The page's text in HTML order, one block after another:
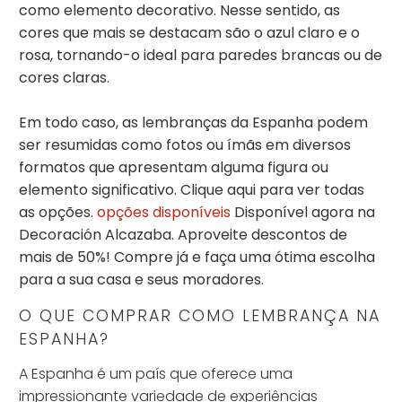
como elemento decorativo. Nesse sentido, as
cores que mais se destacam são o azul claro e o
rosa, tornando-o ideal para paredes brancas ou de
cores claras.
Em todo caso, as lembranças da Espanha podem
ser resumidas como fotos ou ímãs em diversos
formatos que apresentam alguma figura ou
elemento significativo. Clique aqui para ver todas
as opções.opções disponíveis Disponível agora na
Decoración Alcazaba. Aproveite descontos de
mais de 50%! Compre já e faça uma ótima escolha
para a sua casa e seus moradores.
O QUE COMPRAR COMO LEMBRANÇA NA
ESPANHA?
A Espanha é um país que oferece uma
impressionante variedade de experiências